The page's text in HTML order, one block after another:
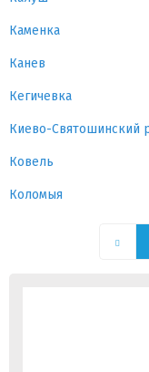
Каменка
Канев
Кегичевка
Ковель
Коломыя